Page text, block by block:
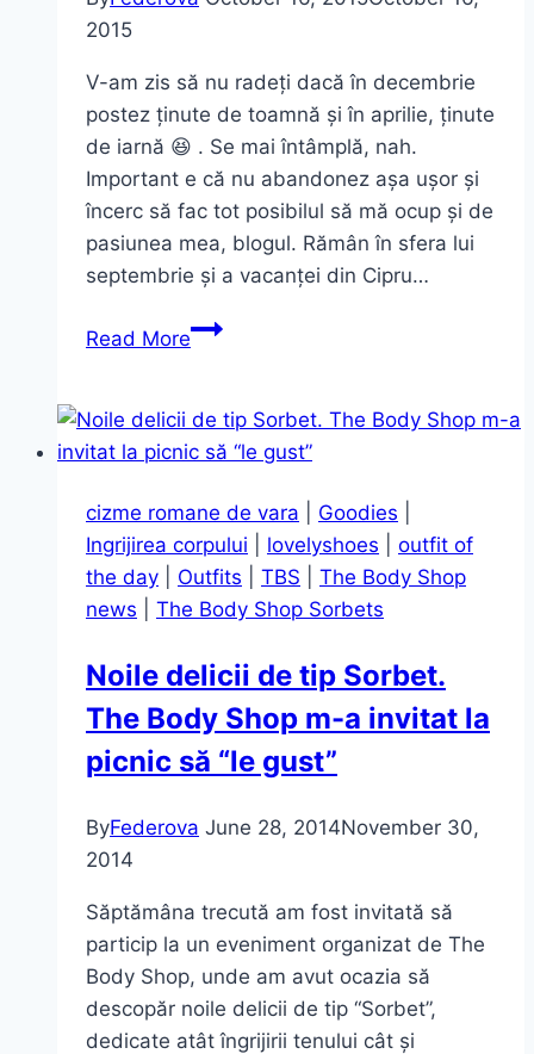
2015
V-am zis să nu radeți dacă în decembrie
postez ținute de toamnă și în aprilie, ținute
de iarnă 😆 . Se mai întâmplă, nah.
Important e că nu abandonez așa ușor și
încerc să fac tot posibilul să mă ocup și de
pasiunea mea, blogul. Rămân în sfera lui
septembrie și a vacanței din Cipru…
Read MoreRochia
cei
mai
palmieri
cizme romane de vara Goodies
Ingrijirea corpului
lovelyshoes
outfit of
the day
Outfits TBS
The Body Shop
news
The Body Shop Sorbets
Noile delicii de tip Sorbet.
The Body Shop m-a invitat la
picnic să “le gust”
ByFederova June 28, 2014November 30,
2014
Săptămâna trecută am fost invitată să
particip la un eveniment organizat de The
Body Shop, unde am avut ocazia să
descopăr noile delicii de tip “Sorbet”,
dedicate atât îngrijirii tenului cât și